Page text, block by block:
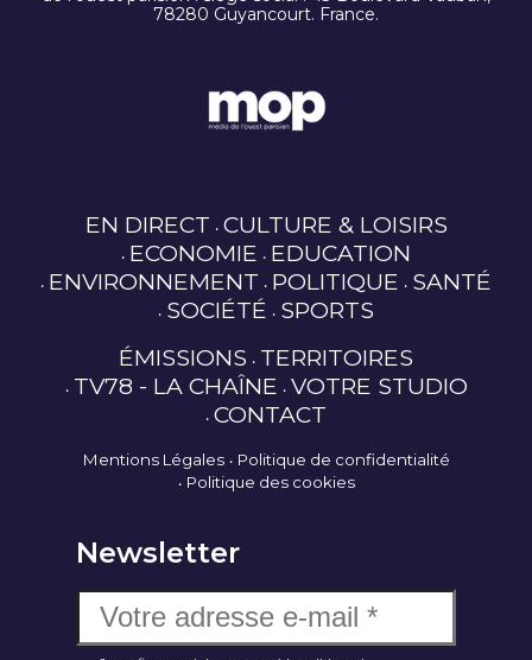
78280 Guyancourt. France.
EN DIRECT CULTURE & LOISIRS
ECONOMIE EDUCATION
ENVIRONNEMENT POLITIQUE SANTÉ
SOCIÉTÉ SPORTS
ÉMISSIONS TERRITOIRES
TV78 - LA CHAÎNE VOTRE STUDIO
CONTACT
Mentions Légales
Politique de confidentialité
Politique des cookies
Newsletter